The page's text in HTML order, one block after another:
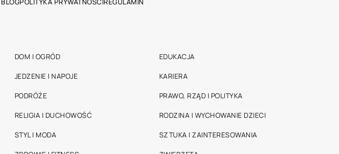
DOM I OGRÓD EDUKACJA
JEDZENIE I NAPOJE KARIERA
PODRÓŻE PRAWO, RZĄD I POLITYKA
RELIGIA I DUCHOWOŚĆ RODZINA I WYCHOWANIE DZIECI
STYL I MODA SZTUKA I ZAINTERESOWANIA